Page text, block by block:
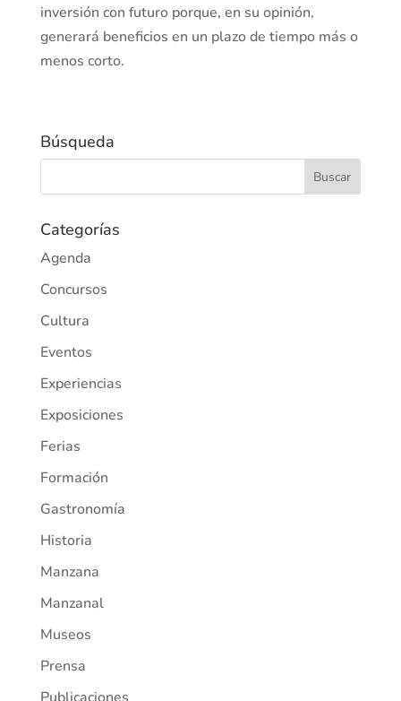
inversión con futuro porque, en su opinión,
generará beneficios en un plazo de tiempo más o
menos corto.
Búsqueda
Categorías
Agenda
Concursos
Cultura
Eventos
Experiencias
Exposiciones
Ferias
Formación
Gastronomía
Historia
Manzana
Manzanal
Museos
Prensa